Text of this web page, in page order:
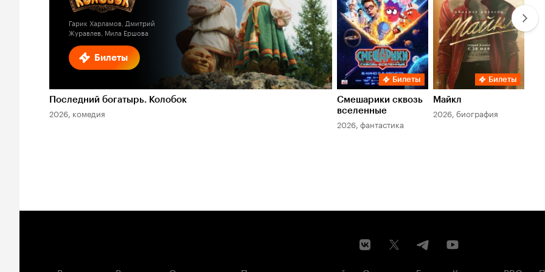
Билеты
Гарик Харламов, Дмитрий
Журавлев, Мила Ершова
Последний богатырь. Колобок
2026, комедия
Билеты
Смешарики сквозь
вселенные
2026, фантастика
Билеты
Майкл
2026, биография